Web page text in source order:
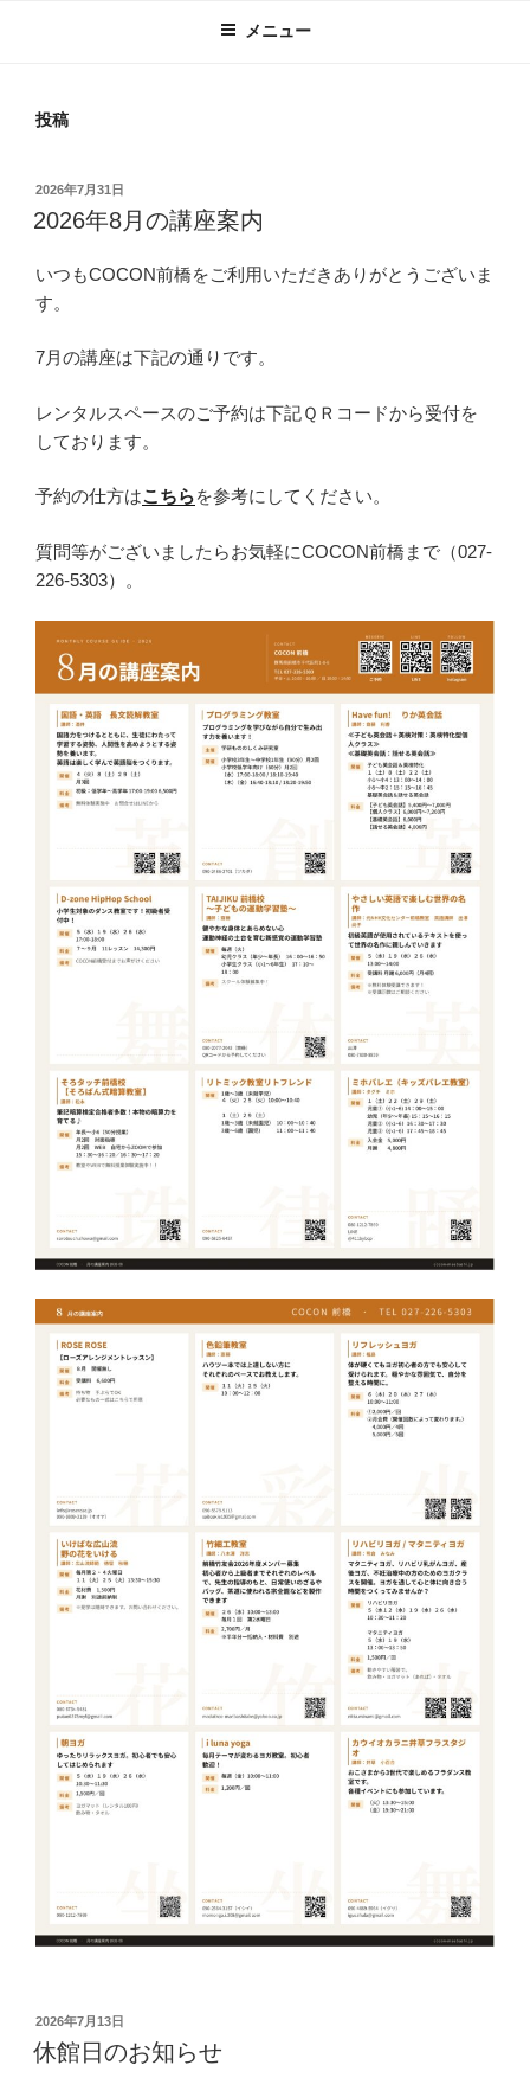
メニュー
投稿
投
稿
日:
2026年7月31日
2026年8月の講座案内
いつもCOCON前橋をご利用いただきありがとうございま
す。
7月の講座は下記の通りです。
レンタルスペースのご予約は下記ＱＲコードから受付を
しております。
予約の仕方はこちらを参考にしてください。
質問等がございましたらお気軽にCOCON前橋まで（027-
226-5303）。
投
稿
日:
2026年7月13日
休館日のお知らせ